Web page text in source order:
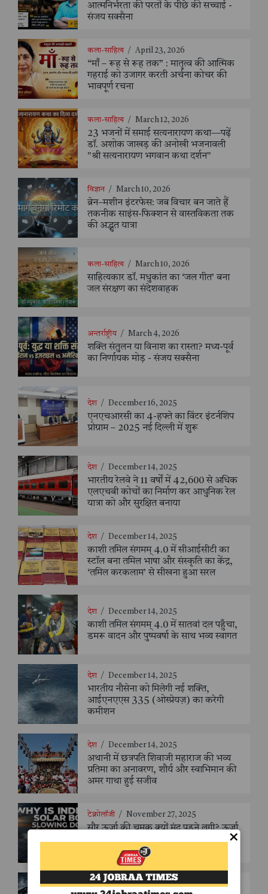
आत्मनिर्भरता की परतों के पीछे की सच्चाई -
संजय सक्सैना
कला-साहित्य / April 23, 2026
“माँ – रूह से रूह तक” : मातृत्व की आत्मिक
गहराई को उजागर करती अर्चना कोचर की
भावपूर्ण रचना
कला-साहित्य / March 12, 2026
23 भजनों में समाई सत्यनारायण कथा—पढ़ें
डॉ. अशोक जाखड़ की अनोखी भजनावली
"श्री सत्यनारायण भगवान कथा दर्शन"
विज्ञान / March 10, 2026
ब्रेन–मशीन इंटरफेस: जब विचार बन जाते हैं
तकनीक साइंस-फिक्शन से वास्तविकता तक
की अद्भुत यात्रा
कला-साहित्य / March 10, 2026
साहित्यकार डॉ. मधुकांत का ‘जल गीत’ बना
जल संरक्षण का संदेशवाहक
अन्तर्राष्ट्रीय / March 4, 2026
शक्ति संतुलन या विनाश का रास्ता? मध्य-पूर्व
का निर्णायक मोड़ - संजय सक्सैना
देश / December 16, 2025
एनएचआरसी का 4-हफ्ते का विंटर इंटर्नशिप
प्रोग्राम – 2025 नई दिल्ली में शुरू
देश / December 14, 2025
भारतीय रेलवे ने 11 वर्षों में 42,600 से अधिक
एलएचबी कोचों का निर्माण कर आधुनिक रेल
यात्रा को और सुरक्षित बनाया
देश / December 14, 2025
काशी तमिल संगमम् 4.0 में सीआईसीटी का
स्टॉल बना तमिल भाषा और संस्कृति का केंद्र,
‘तमिल करकलाम’ से सीखना हुआ सरल
देश / December 14, 2025
काशी तमिल संगमम् 4.0 में सातवां दल पहुँचा,
डमरू वादन और पुष्पवर्षा के साथ भव्य स्वागत
देश / December 14, 2025
भारतीय नौसेना को मिलेगी नई शक्ति,
आईएनएएस 335 (ओस्प्रेयज़) का करेगी
कमीशन
देश / December 14, 2025
अथानी में छत्रपति शिवाजी महाराज की भव्य
प्रतिमा का अनावरण, शौर्य और स्वाभिमान की
अमर गाथा हुई सजीव
टेक्नोलॉजी / November 27, 2025
सौर ऊर्जा की चमक क्यों मंद पड़ने लगी? ऊर्जा
क्रांति की उलझन का सबसे विस्तृत विश्लेषण -
संजय सक्सेना
देश / November 27, 2025
×